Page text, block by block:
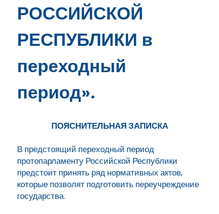
РОССИЙСКОЙ
РЕСПУБЛИКИ в
переходный
период».
ПОЯСНИТЕЛЬНАЯ ЗАПИСКА
В предстоящий переходный период
протопарламенту Российской Республики
предстоит принять ряд нормативных актов,
которые позволят подготовить переучреждение
государства.